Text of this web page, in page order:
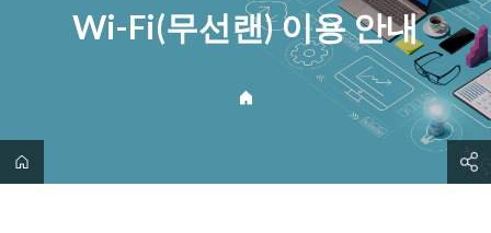
Wi-Fi(무선랜) 이용 안내